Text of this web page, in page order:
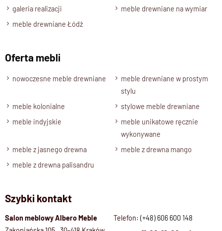
galeria realizacji
meble drewniane na wymiar
meble drewniane Łódź
Oferta mebli
nowoczesne meble drewniane
meble drewniane w prostym
stylu
meble kolonialne
stylowe meble drewniane
meble indyjskie
meble unikatowe ręcznie
wykonywane
meble z jasnego drewna
meble z drewna mango
meble z drewna palisandru
Szybki kontakt
Salon meblowy Albero Meble
Telefon: (+48) 606 600 148